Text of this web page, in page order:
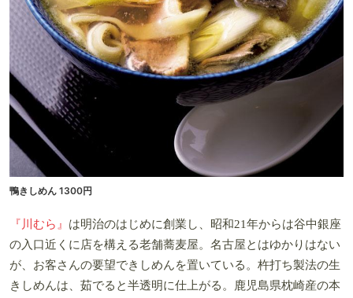
鴨きしめん 1300円
『川むら』 は明治のはじめに創業し、昭和21年からは谷中銀座
の入口近くに店を構える老舗蕎麦屋。名古屋とはゆかりはない
が、お客さんの要望できしめんを置いている。杵打ち製法の生
きしめんは、茹でると半透明に仕上がる。鹿児島県枕崎産の本